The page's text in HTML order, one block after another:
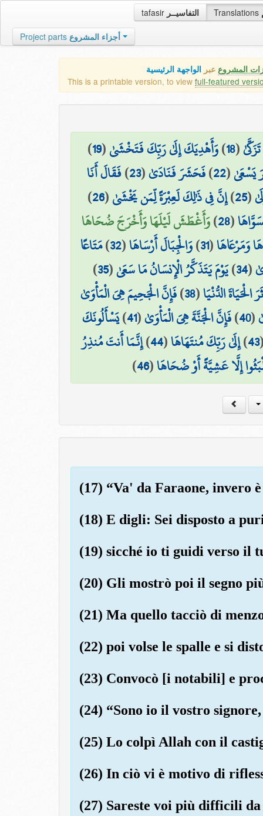
tafasir التفاسيــر Translations
Project parts أجزاء المشروع
المشروع عبر الواجهة الرئيسية
This is a printable version, to view full-featured
(
18
)وَأَهْدِيَكَ إِلَىٰ رَبِّكَ فَتَخْشَىٰ(
19
)
يَسْعَىٰ(
22
)فَحَشَرَ فَنَادَىٰ(
23
)فَقَالَ أَنَا
(
25
)إِنَّ فِي ذَٰلِكَ لَعِبْرَةً لِّمَن يَخْشَىٰ(
26
)
(
28
)وَأَغْطَشَ لَيْلَهَا وَأَخْرَجَ ضُحَاهَا
وَمَرْعَاهَا(
31
)وَالْجِبَالَ أَرْسَاهَا(
32
)مَتَاعًا
(
34
)يَوْمَ يَتَذَكَّرُ الْإِنسَانُ مَا سَعَىٰ(
35
)
الْحَيَاةَ الدُّنْيَا(
38
)فَإِنَّ الْجَحِيمَ هِيَ الْمَأْوَىٰ
(
40
)فَإِنَّ الْجَنَّةَ هِيَ الْمَأْوَىٰ(
41
)يَسْأَلُونَكَ
43
)إِلَىٰ رَبِّكَ مُنتَهَاهَا(
44
)إِنَّمَا أَنتَ مُنذِرُ
إِلَّا عَشِيَّةً أَوْ ضُحَاهَا(
46
)
(17) “Va' da Faraone, invero
(18) E digli: Sei disposto a
(19) sicché io ti guidi verso il
(20) Gli mostrò poi il segno
(21) Ma quello tacciò di
(22) poi volse le spalle e si
(23) Convocò [i notabili] e
(24) “Sono io il vostro
(25) Lo colpì Allah con il
(26) In ciò vi è motivo di
(27) Sareste voi più difficili